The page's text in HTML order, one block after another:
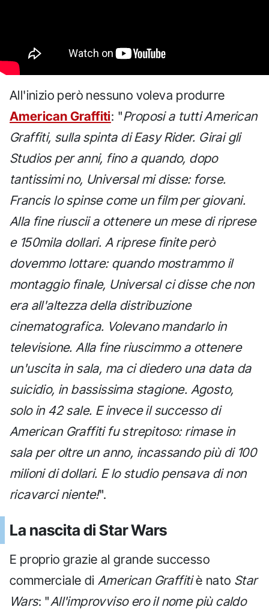
All'inizio però nessuno voleva produrre
American Graffiti: "Proposi a tutti American
Graffiti, sulla spinta di Easy Rider. Girai gli
Studios per anni, fino a quando, dopo
tantissimi no, Universal mi disse: forse.
Francis lo spinse come un film per giovani.
Alla fine riuscii a ottenere un mese di riprese
e 150mila dollari. A riprese finite però
dovemmo lottare: quando mostrammo il
montaggio finale, Universal ci disse che non
era all'altezza della distribuzione
cinematografica. Volevano mandarlo in
televisione. Alla fine riuscimmo a ottenere
un'uscita in sala, ma ci diedero una data da
suicidio, in bassissima stagione. Agosto,
solo in 42 sale. E invece il successo di
American Graffiti fu strepitoso: rimase in
sala per oltre un anno, incassando più di 100
milioni di dollari. E lo studio pensava di non
ricavarci niente!".
La nascita di Star Wars
E proprio grazie al grande successo
commerciale di American Graffitiè nato Star
Wars: "All'improvviso ero il nome più caldo